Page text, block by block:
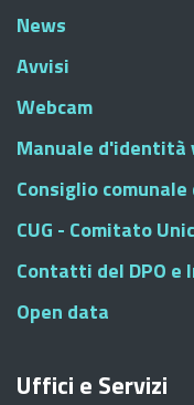
News
Avvisi
Webcam
Manuale d'identità
Consiglio
CUG - Comitato
Contatti del DPO
Open data
Uffici e Servizi